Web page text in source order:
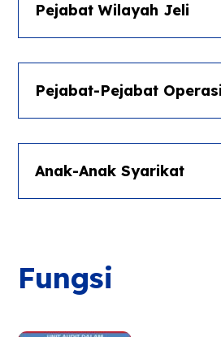
Pejabat Wilayah Jeli
Pejabat-Pejabat Operasi
Anak-Anak Syarikat
Fungsi